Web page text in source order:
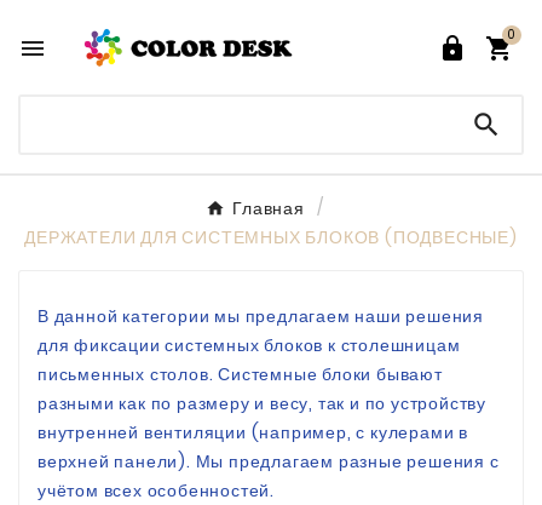
  
0

Главная
ДЕРЖАТЕЛИ ДЛЯ СИСТЕМНЫХ БЛОКОВ (ПОДВЕСНЫЕ)
В данной категории мы предлагаем наши решения
для фиксации системных блоков к столешницам
письменных столов. Системные блоки бывают
разными как по размеру и весу, так и по устройству
внутренней вентиляции (например, с кулерами в
верхней панели). Мы предлагаем разные решения с
учётом всех особенностей.